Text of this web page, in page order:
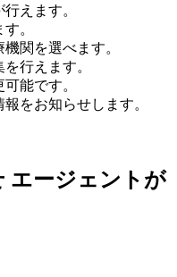
えます。
。
関を選べます。
行えます。
能です。
をお知らせします。
エージェントが